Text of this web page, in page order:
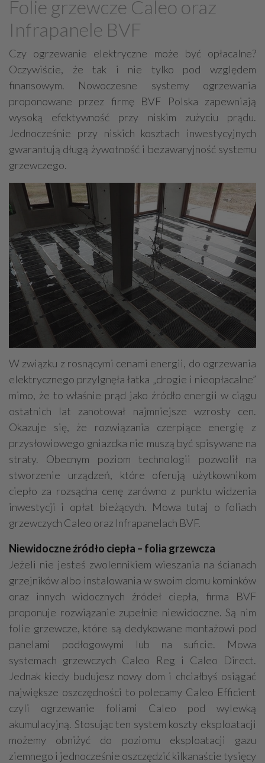
Grzejniki
Hydraulika
Energetyczne instalacje, urządzenia
Materiały hydrauliczne
Przeciwpożarowa ochrona, zabezpieczenia
Elektroinstalatorstwo
Systemy energooszczędne
Systemy nawilżania powietrza
Systemy odwodnień
Elektryczne materiały
Przemysłowe instalacje
Alarmowe systemy, monitoring
Hydrotechnika
Kable, przewody
Folie grzewcze Caleo oraz
Infrapanele BVF
Czy ogrzewanie elektryczne może być opłacalne?
Oczywiście, że tak i nie tylko pod względem
finansowym. Nowoczesne systemy ogrzewania
proponowane przez firmę BVF Polska zapewniają
wysoką efektywność przy niskim zużyciu prądu.
Jednocześnie przy niskich kosztach inwestycyjnych
gwarantują długą żywotność i bezawaryjność systemu
grzewczego.
W związku z rosnącymi cenami energii, do ogrzewania
elektrycznego przylgnęła łatka „drogie i nieopłacalne”
mimo, że to właśnie prąd jako źródło energii w ciągu
ostatnich lat zanotował najmniejsze wzrosty cen.
Okazuje się, że rozwiązania czerpiące energię z
przysłowiowego gniazdka nie muszą być spisywane na
straty. Obecnym poziom technologii pozwolił na
stworzenie urządzeń, które oferują użytkownikom
ciepło za rozsądna cenę zarówno z punktu widzenia
inwestycji i opłat bieżących. Mowa tutaj o foliach
grzewczych Caleo oraz Infrapanelach BVF.
Niewidoczne źródło ciepła – folia grzewcza
Jeżeli nie jesteś zwolennikiem wieszania na ścianach
grzejników albo instalowania w swoim domu kominków
oraz innych widocznych źródeł ciepła, firma BVF
proponuje rozwiązanie zupełnie niewidoczne. Są nim
folie grzewcze, które są dedykowane montażowi pod
panelami podłogowymi lub na suficie. Mowa
systemach grzewczych Caleo Reg i Caleo Direct.
Jednak kiedy budujesz nowy dom i chciałbyś osiągać
największe oszczędności to polecamy Caleo Efficient
czyli ogrzewanie foliami Caleo pod wylewką
akumulacyjną. Stosując ten system koszty eksploatacji
możemy obniżyć do poziomu eksploatacji gazu
ziemnego i jednocześnie oszczędzić kilkanaście tysięcy